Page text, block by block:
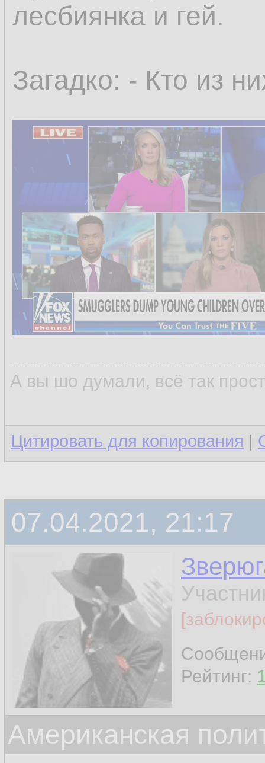
лесбиянка и гей.
Загадко: - Кто из
А вы шо думали, всё так
Цитировать для копирования |
07.04.2021, 21:17
Рейтинг:
Американская